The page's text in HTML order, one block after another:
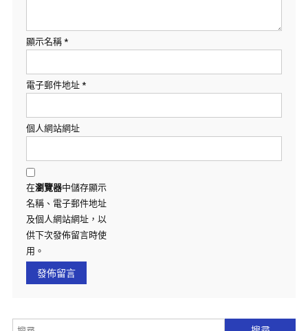
顯示名稱 *
電子郵件地址 *
個人網站網址
在瀏覽器中儲存顯示
名稱、電子郵件地址
及個人網站網址，以
供下次發佈留言時使
用。